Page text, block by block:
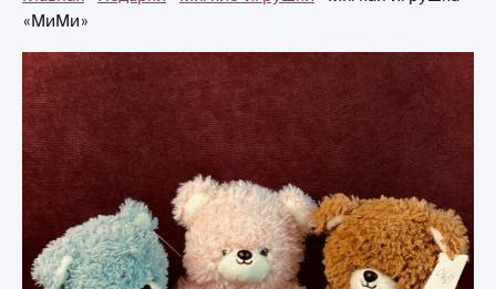
«МиМи»